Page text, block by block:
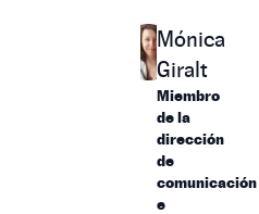
Mónica
Giralt
Miembro
de la
dirección
de
comunicación
e